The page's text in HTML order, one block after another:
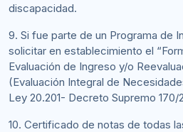
discapacidad.
9. Si fue parte de un Programa de
solicitar en establecimiento el
Evaluación de Ingreso y/o
(Evaluación Integral de
Ley 20.201- Decreto Supremo 170/
10. Certificado de notas de todas